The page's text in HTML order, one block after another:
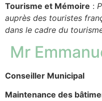
Tourisme et Mémoire :
auprès des touristes
dans le cadre du
Mr
Conseiller Municipal
Maintenance des